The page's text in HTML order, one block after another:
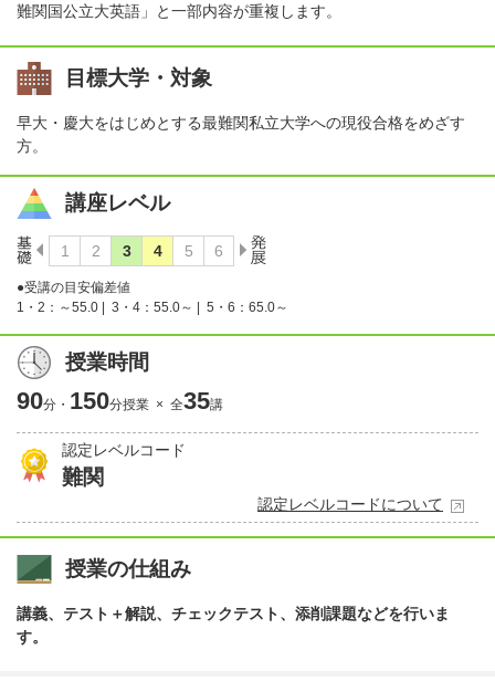
難関国公立大英語」と一部内容が重複します。
目標大学・対象
早大・慶大をはじめとする最難関私立大学への現役合格をめざす
方。
講座レベル
●受講の目安偏差値
1・2：～55.0 |
3・4：55.0～ | 5・6：65.0～
授業時間
90分・ 150分授業 × 全35講
認定レベルコード
難関
認定レベルコードについて
授業の仕組み
講義、テスト＋解説、チェックテスト、添削課題などを行いま
す。